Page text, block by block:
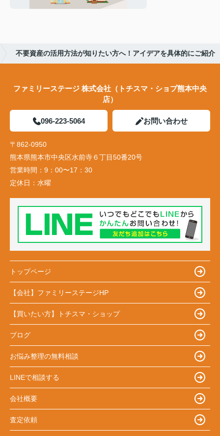
不要資産の活用方法が知りたい方へ！アイデアを具体的にご紹介
ファミリーステージ 株式会社（トチスマ・ショプ熊本中央
店）
096-223-5064 お問い合わせ
〒862-0950
熊本県熊本市中央区水前寺６丁目50番20号
営業時間： 9：00〜17：30
定休日： 水曜
トップページ
【会社】ファミリーステージHP
【買いたい方】トチスマ・ショップ
ブログ
お悩み整理の無料相談
LINEで相談する
会社概要
査定依頼